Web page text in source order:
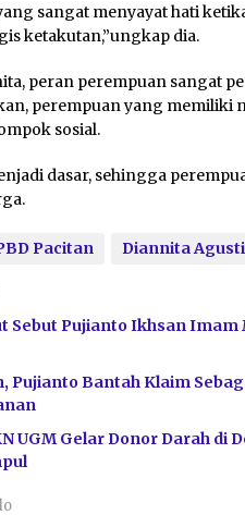
sangat menyayat hati
ketakutan,”ungkap dia.
peran perempuan sangat
perempuan yang memiliki
sosial.
dasar, sehingga
Pacitan Diannita
Sebut Pujianto Ikhsan
Pujianto Bantah Klaim
UGM Gelar Donor Darah di